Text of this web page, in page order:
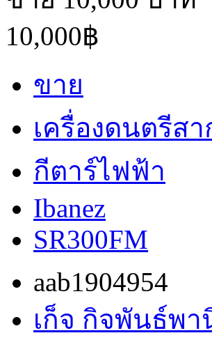
10,000฿
ขาย
เครื่องดนตรีสา
กีตาร์ไฟฟ้า
Ibanez
SR300FM
aab1904954
เก็จ กิจพันธ์พา